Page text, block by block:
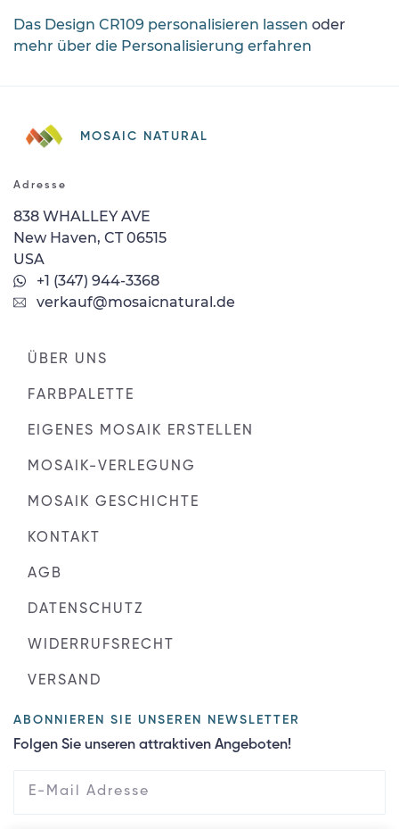
Das Design CR109 personalisieren lassen oder
mehr über die Personalisierung erfahren
MOSAIC NATURAL
Adresse
838 WHALLEY AVE
New Haven, CT 06515
USA
+1 (347) 944-3368
verkauf@mosaicnatural.de
ÜBER UNS
FARBPALETTE
EIGENES MOSAIK ERSTELLEN
MOSAIK-VERLEGUNG
MOSAIK GESCHICHTE
KONTAKT
AGB
DATENSCHUTZ
WIDERRUFSRECHT
VERSAND
ABONNIEREN SIE UNSEREN NEWSLETTER
Folgen Sie unseren attraktiven Angeboten!